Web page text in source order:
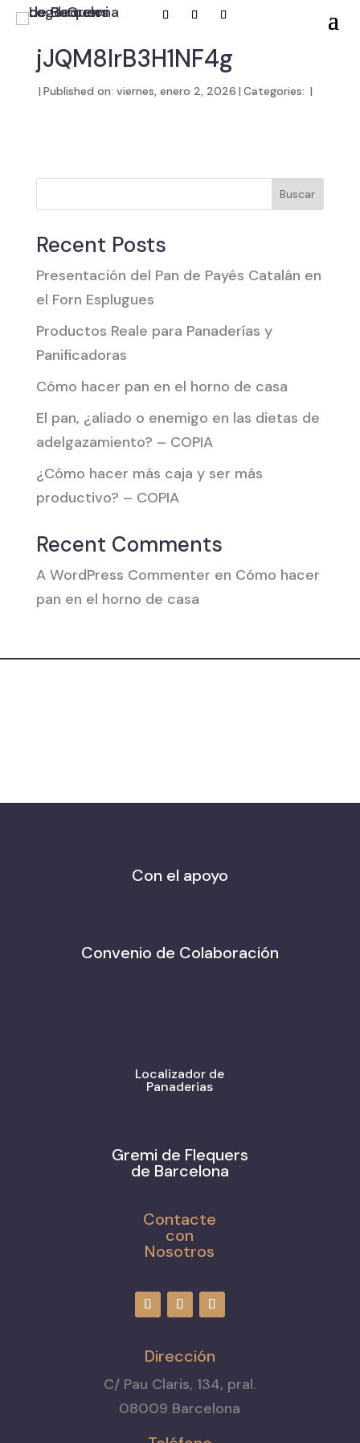
jJQM8lrB3H1NF4g
| Published on: viernes, enero 2, 2026 | Categories: |
Buscar
Recent Posts
Presentación del Pan de Payés Catalán en
el Forn Esplugues
Productos Reale para Panaderías y
Panificadoras
Cómo hacer pan en el horno de casa
El pan, ¿aliado o enemigo en las dietas de
adelgazamiento? – COPIA
¿Cómo hacer más caja y ser más
productivo? – COPIA
Recent Comments
A WordPress Commenter en Cómo hacer
pan en el horno de casa
Con el apoyo
Convenio de Colaboración
Localizador de
Panaderias
Gremi de Flequers
de Barcelona
Contacte
con
Nosotros
Dirección
C/ Pau Claris, 134, pral.
08009 Barcelona